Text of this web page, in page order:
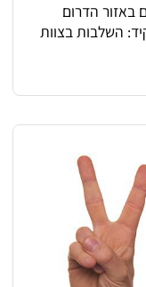
באזור הדרום
השלבות בצוות
מגורים
תוכניות עבודה
לנדרש לפי